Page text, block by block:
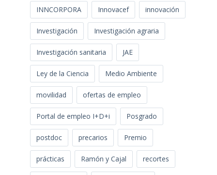
INNCORPORA Innovacef innovación
Investigación Investigación agraria
Investigación sanitaria JAE
Ley de la Ciencia Medio Ambiente
movilidad ofertas de empleo
Portal de empleo I+D+i Posgrado
postdoc precarios Premio
prácticas Ramón y Cajal recortes